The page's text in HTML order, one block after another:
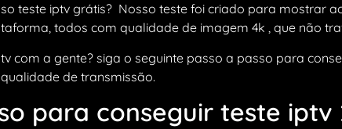
teste iptv grátis? Nosso teste foi criado para mostrar
todos com qualidade de imagem 4k , que não
com a gente? siga o seguinte passo a passo para
de transmissão.
para conseguir teste iptv